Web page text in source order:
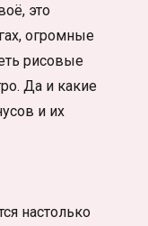
это
огромные
рисовые
Да и какие
и их
настолько